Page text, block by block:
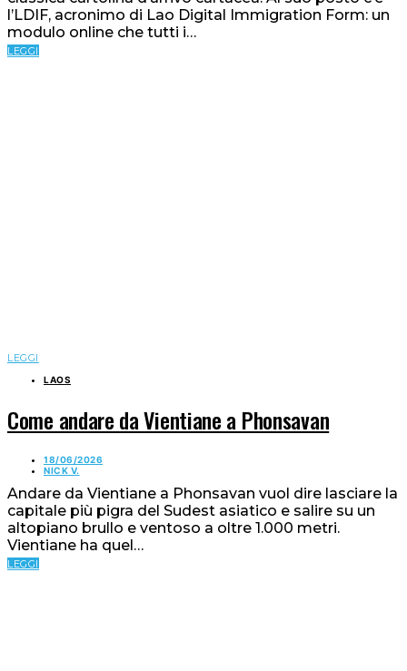
l’LDIF, acronimo di Lao Digital Immigration Form: un
modulo online che tutti i…
LEGGI
LEGGI
LAOS
Come andare da Vientiane a Phonsavan
18/06/2026
NICK V.
Andare da Vientiane a Phonsavan vuol dire lasciare la
capitale più pigra del Sudest asiatico e salire su un
altopiano brullo e ventoso a oltre 1.000 metri.
Vientiane ha quel…
LEGGI